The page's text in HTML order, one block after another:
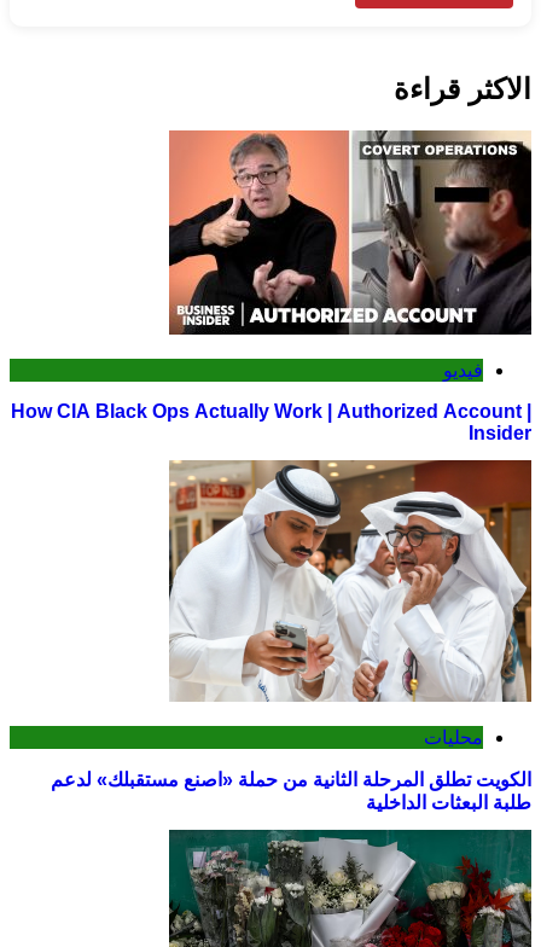
الاكثر قراءة
فيديو
How CIA Black Ops Actually Work | Authorized Account |
Insider
محليات
الكويت تطلق المرحلة الثانية من حملة «اصنع مستقبلك» لدعم
طلبة البعثات الداخلية